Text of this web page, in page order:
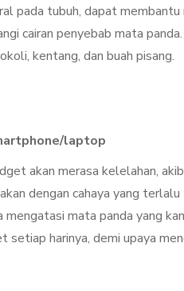
pada tubuh, dapat
cairan penyebab mata
kentang, dan buah pisang.
laptop
akan merasa kelelahan,
dengan cahaya yang
mata panda yang
harinya, demi upaya